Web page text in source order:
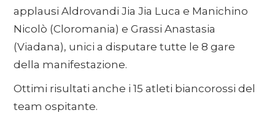
applausi Aldrovandi Jia Jia Luca e Manichino
Nicolò (Cloromania) e Grassi Anastasia
(Viadana), unici a disputare tutte le 8 gare
della manifestazione.
Ottimi risultati anche i 15 atleti biancorossi del
team ospitante.